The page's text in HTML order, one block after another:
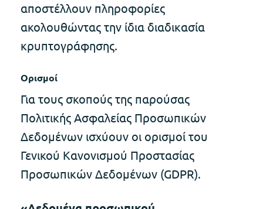
αποστέλλουν πληροφορίες
ακολουθώντας την ίδια διαδικασία
κρυπτογράφησης.
Ορισμοί
Για τους σκοπούς της παρούσας
Πολιτικής Ασφαλείας Προσωπικών
Δεδομένων ισχύουν οι ορισμοί του
Γενικού Κανονισμού Προστασίας
Προσωπικών Δεδομένων (GDPR).